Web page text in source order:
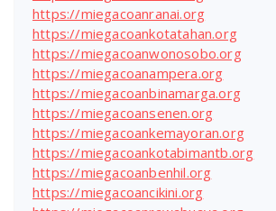
https://miegacoanranai.org
https://miegacoankotatahan.org
https://miegacoanwonosobo.org
https://miegacoanampera.org
https://miegacoanbinamarga.org
https://miegacoansenen.org
https://miegacoankemayoran.org
https://miegacoankotabimantb.org
https://miegacoanbenhil.org
https://miegacoancikini.org